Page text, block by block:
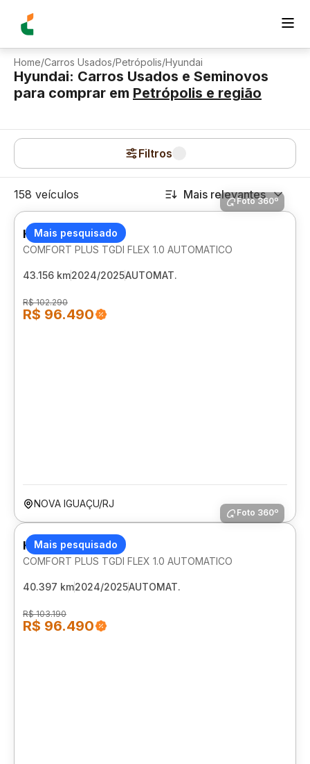
Home/Carros Usados/Petrópolis/Hyundai
Hyundai: Carros Usados e Seminovos
para comprar em Petrópolis e região
Filtros
158 veículos Mais relevantes
Mais pesquisado
Foto 360º
HYUNDAI HB20S
COMFORT PLUS TGDI FLEX 1.0 AUTOMATICO
43.156 km2024/2025AUTOMAT.
R$ 102.290
R$ 96.490
NOVA IGUAÇU/RJ
Mais pesquisado
Foto 360º
HYUNDAI HB20S
COMFORT PLUS TGDI FLEX 1.0 AUTOMATICO
40.397 km2024/2025AUTOMAT.
R$ 103.190
R$ 96.490